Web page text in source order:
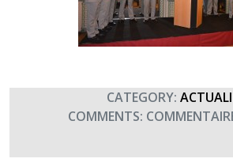
CATEGORY:
COMMENTS: